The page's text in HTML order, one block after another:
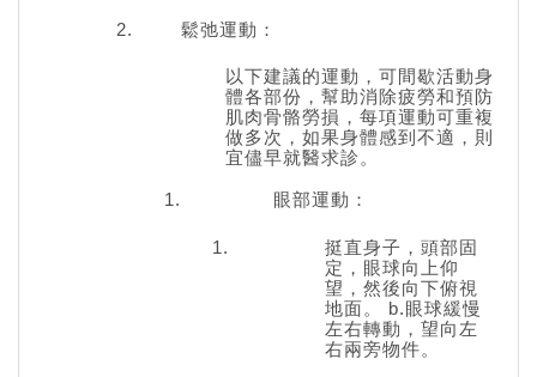
鬆弛運動：
以下建議的運動，可間歇活動身
體各部份，幫助消除疲勞和預防
肌肉骨骼勞損，每項運動可重複
做多次，如果身體感到不適，則
宜儘早就醫求診。
眼部運動：
挺直身子，頭部固
定，眼球向上仰
望，然後向下俯視
地面。 b.眼球緩慢
左右轉動，望向左
右兩旁物件。